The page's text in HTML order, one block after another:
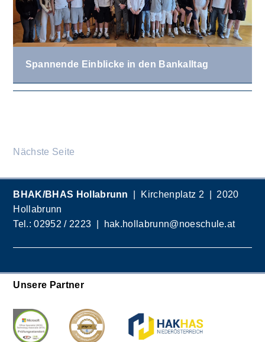
Spannende Einblicke in den Bankalltag
Nächste Seite
BHAK/BHAS Hollabrunn
| Kirchenplatz 2 | 2020
Hollabrunn
Tel.:02952 / 2223 | hak.hollabrunn@noeschule.at
Unsere Partner